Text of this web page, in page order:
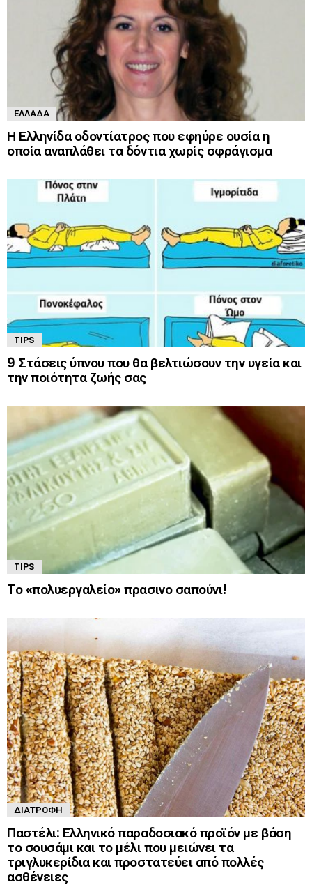
ΕΛΛΆΔΑ
Η Ελληνίδα οδοντίατρος που εφηύρε ουσία η
οποία αναπλάθει τα δόντια χωρίς σφράγισμα
TIPS
9 Στάσεις ύπνου που θα βελτιώσουν την υγεία και
την ποιότητα ζωής σας
TIPS
Tο «πολυεργαλείο» πρασινο σαπούνι!
ΔΙΑΤΡΟΦΉ
Παστέλι: Ελληνικό παραδοσιακό προϊόν με βάση
το σουσάμι και το μέλι που μειώνει τα
τριγλυκερίδια και προστατεύει από πολλές
ασθένειες